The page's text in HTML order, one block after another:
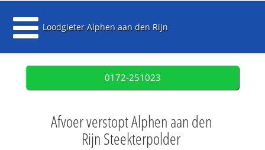
Loodgieter Alphen aan den Rijn
0172-251023
Afvoer verstopt Alphen aan den
Rijn Steekterpolder